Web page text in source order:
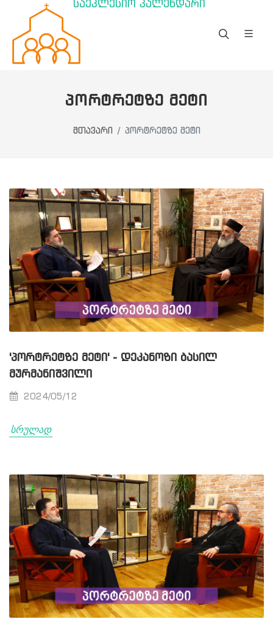
საეკლესიო კალენდარი
ᲞᲝᲠᲢᲠᲔᲢᲖᲔ ᲛᲔᲢᲘ
მთავარი პორტრეტზე მეტი
'ᲞᲝᲠᲢᲠᲔᲢᲖᲔ ᲛᲔᲢᲘ' - ᲓᲔᲙᲐᲜᲝᲖᲘ ᲑᲐᲡᲘᲚ
ᲛᲣᲠᲛᲐᲜᲘᲨᲕᲘᲚᲘ
2024/05/12
სრულად